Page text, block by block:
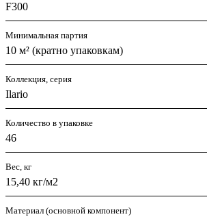
F300
Минимальная партия
10 м² (кратно упаковкам)
Коллекция, серия
Ilario
Количество в упаковке
46
Вес, кг
15,40 кг/м2
Материал (основной компонент)